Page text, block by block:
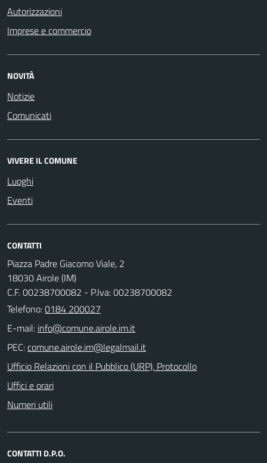
Autorizzazioni
Imprese e commercio
NOVITÀ
Notizie
Comunicati
VIVERE IL COMUNE
Luoghi
Eventi
CONTATTI
Piazza Padre Giacomo Viale, 2
18030 Airole (IM)
C.F. 00238700082 - P.Iva: 00238700082
Telefono:0184 200027
E-mail:
PEC:
Ufficio Relazioni con il Pubblico (URP), Protocollo
Uffici e orari
Numeri utili
CONTATTI D.P.O.